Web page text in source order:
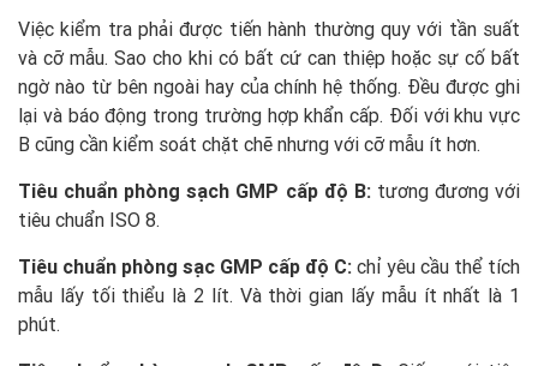
Việc kiểm tra phải được tiến hành thường quy với tần suất
và cỡ mẫu. Sao cho khi có bất cứ can thiệp hoặc sự cố bất
ngờ nào từ bên ngoài hay của chính hệ thống. Đều được ghi
lại và báo động trong trường hợp khẩn cấp. Đối với khu vực
B cũng cần kiểm soát chặt chẽ nhưng với cỡ mẫu ít hơn.
Tiêu chuẩn phòng sạch GMP cấp độ B:tương đương với
tiêu chuẩn ISO 8.
Tiêu chuẩn phòng sạc GMP cấp độ C: chỉ yêu cầu thể tích
mẫu lấy tối thiểu là 2 lít. Và thời gian lấy mẫu ít nhất là 1
phút.